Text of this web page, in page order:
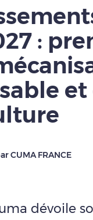
:
CUMA FRANCE
dévoile